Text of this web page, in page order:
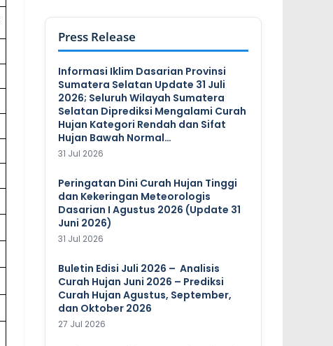
Press Release
Informasi Iklim Dasarian Provinsi
Sumatera Selatan Update 31 Juli
2026; Seluruh Wilayah Sumatera
Selatan Diprediksi Mengalami Curah
Hujan Kategori Rendah dan Sifat
Hujan Bawah Normal…
31 Jul 2026
Peringatan Dini Curah Hujan Tinggi
dan Kekeringan Meteorologis
Dasarian I Agustus 2026 (Update 31
Juni 2026)
31 Jul 2026
Buletin Edisi Juli 2026 – Analisis
Curah Hujan Juni 2026 – Prediksi
Curah Hujan Agustus, September,
dan Oktober 2026
27 Jul 2026